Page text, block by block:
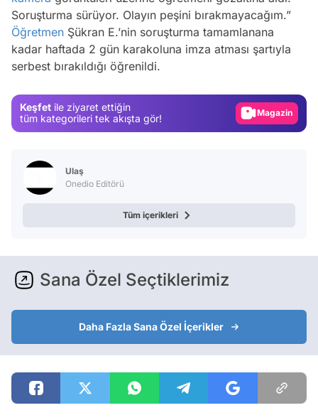
Soruşturma sürüyor. Olayın peşini bırakmayacağım.”
Öğretmen Şükran E.’nin soruşturma tamamlanana
kadar haftada 2 gün karakoluna imza atması şartıyla
serbest bırakıldığı öğrenildi.
Keşfet ile ziyaret ettiğin
tüm kategorileri tek akışta gör!
Video
Magazin
Ulaş
Onedio Editörü
Tüm içerikleri
Sana Özel Seçtiklerimiz
Daha Fazla Sana Özel İçerikler